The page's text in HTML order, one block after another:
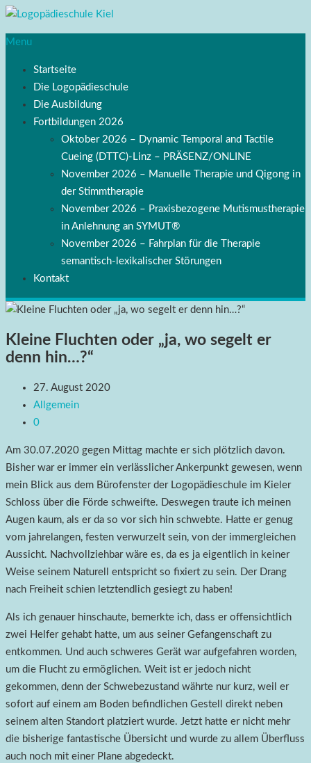
Menu
Startseite
Die Logopädieschule
Die Ausbildung
Fortbildungen 2026
Oktober 2026 – Dynamic Temporal and Tactile
Cueing (DTTC)-Linz – PRÄSENZ/ONLINE
November 2026 – Manuelle Therapie und Qigong in
der Stimmtherapie
November 2026 – Praxisbezogene Mutismustherapie
in Anlehnung an SYMUT®
November 2026 – Fahrplan für die Therapie
semantisch-lexikalischer Störungen
Kontakt
Kleine Fluchten oder „ja, wo segelt er
denn hin…?“
27. August 2020
Allgemein
0
Am 30.07.2020 gegen Mittag machte er sich plötzlich davon.
Bisher war er immer ein verlässlicher Ankerpunkt gewesen, wenn
mein Blick aus dem Bürofenster der Logopädieschule im Kieler
Schloss über die Förde schweifte. Deswegen traute ich meinen
Augen kaum, als er da so vor sich hin schwebte. Hatte er genug
vom jahrelangen, festen verwurzelt sein, von der immergleichen
Aussicht. Nachvollziehbar wäre es, da es ja eigentlich in keiner
Weise seinem Naturell entspricht so fixiert zu sein. Der Drang
nach Freiheit schien letztendlich gesiegt zu haben!
Als ich genauer hinschaute, bemerkte ich, dass er offensichtlich
zwei Helfer gehabt hatte, um aus seiner Gefangenschaft zu
entkommen. Und auch schweres Gerät war aufgefahren worden,
um die Flucht zu ermöglichen. Weit ist er jedoch nicht
gekommen, denn der Schwebezustand währte nur kurz, weil er
sofort auf einem am Boden befindlichen Gestell direkt neben
seinem alten Standort platziert wurde. Jetzt hatte er nicht mehr
die bisherige fantastische Übersicht und wurde zu allem Überfluss
auch noch mit einer Plane abgedeckt.